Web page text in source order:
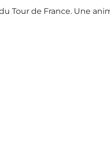
Tour de France. Une